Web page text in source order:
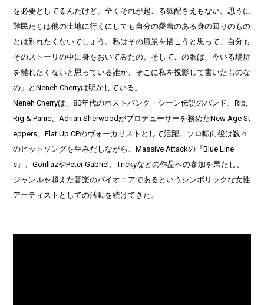
を必要としてるんだけど、全くそれが起こる気配さえもない。思うに
難民たちは他の土地に行くにしても自分の愛着のある身の回りのもの
とは別れたくないでしょう。私はその風景を描こうと思って、自分も
そのストーリの中に身をおいてみたの。そしてこの歌は、今いる場所
を離れたくないと思っている誰か、そこに私を投影して書いたものな
の」とNeneh Cherryは明かしている。
Neneh Cherryは、80年代のポストパンク・シーン伝説のバンド、Rip,
Rig & Panic、Adrian Sherwoodがプロデューサーを務めたNew Age St
eppers、Flat Up CPのヴォーカリストとして活躍。ソロ転向後は数々
のヒットソングを生みだしながら、Massive Attackの『Blue Line
s』、GorillazやPeter Gabriel、Trickyなどの作品への参加を果たし、
ジャンルを超えた音楽のパイオニアであるというシンボリックな女性
アーティストとしての活動を続けてきた。